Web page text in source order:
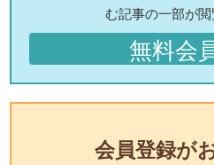
む記事の一部が閲
無料会
会員登録が